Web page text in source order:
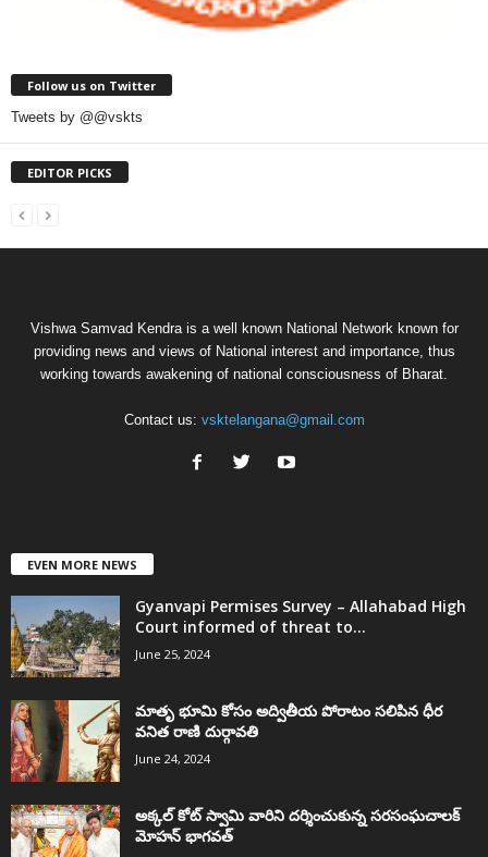
Follow us on Twitter
Tweets by @@vskts
EDITOR PICKS
Vishwa Samvad Kendra is a well known National Network known for
providing news and views of National interest and importance, thus
working towards awakening of national consciousness of Bharat.
Contact us: vsktelangana@gmail.com
EVEN MORE NEWS
Gyanvapi Permises Survey – Allahabad High
Court informed of threat to...
June 25, 2024
మాతృ భూమి కోసం అద్వితీయ పోరాటం సలిపిన ధీర
వనిత రాణి దుర్గావతి
June 24, 2024
అక్కల్‌ కోట్‌ స్వామి వారిని దర్శించుకున్న సరసంఘచాలక్
మోహన్ భాగవత్